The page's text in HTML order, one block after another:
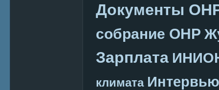
Документы
собрание ОНР
Зарплата
климата Интервью